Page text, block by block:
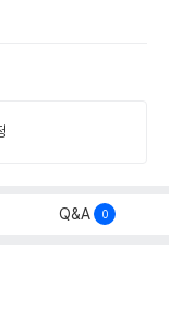
Q&A 0